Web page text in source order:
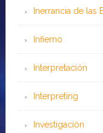
Inerrancia de las
Infierno
Interpretación
Interpreting
Investigación